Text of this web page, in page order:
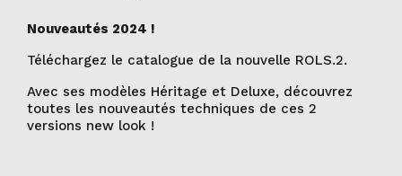
Nouveautés 2024 !
Téléchargez le catalogue de la nouvelle ROLS.2.
Avec ses modèles Héritage et Deluxe, découvrez
toutes les nouveautés techniques de ces 2
versions new look !